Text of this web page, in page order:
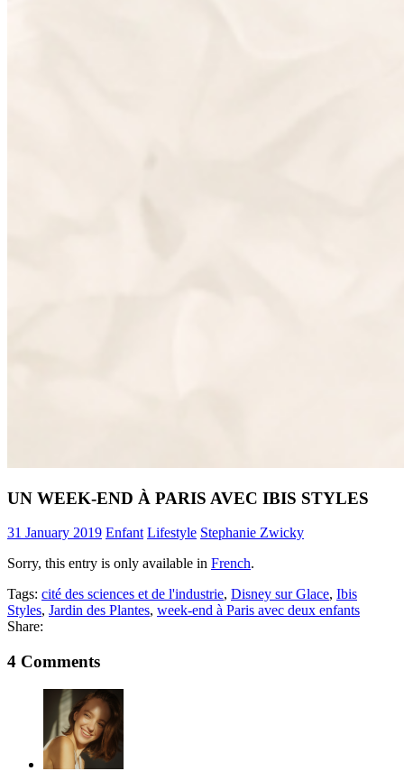
UN WEEK-END À PARIS AVEC IBIS STYLES
31 January 2019 Enfant Lifestyle Stephanie Zwicky
Sorry, this entry is only available in French.
Tags: cité des sciences et de l'industrie, Disney sur Glace, Ibis
Styles, Jardin des Plantes, week-end à Paris avec deux enfants
Share:
4 Comments